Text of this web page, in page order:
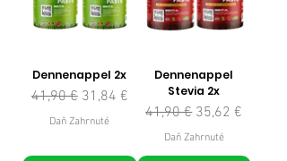
Dennenappel 2x
Normálna cena
41,90 € Zľavnená cena
31,84 €
Daň Zahrnuté
Dennenappel
Stevia 2x
Normálna cena
41,90 € Zľavnená cena
35,62 €
Daň Zahrnuté